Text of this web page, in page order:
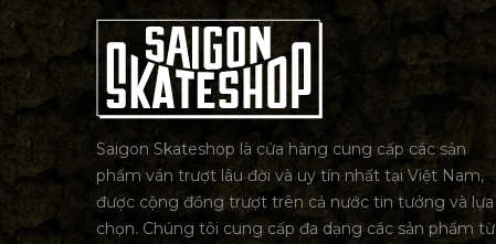
Saigon Skateshop là cửa hàng cung cấp các sản
phẩm ván trượt lâu đời và uy tín nhất tại Việt Nam,
được cộng đồng trượt trên cả nước tin tưởng và lựa
chọn. Chúng tôi cung cấp đa dạng các sản phẩm từ